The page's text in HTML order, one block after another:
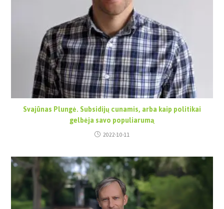
Svajūnas Plungė. Subsidijų cunamis, arba kaip politikai
gelbėja savo populiarumą
2022-10-11